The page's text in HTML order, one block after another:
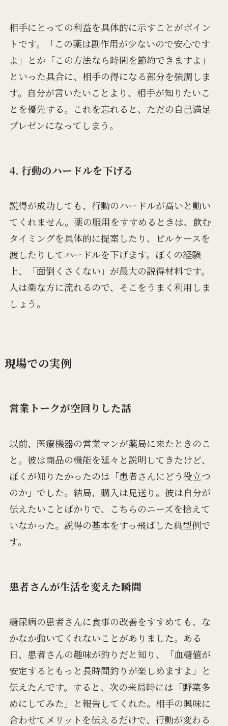
相手にとっての利益を具体的に示すことがポイン
トです。「この薬は副作用が少ないので安心です
よ」とか「この方法なら時間を節約できますよ」
といった具合に、相手の得になる部分を強調しま
す。自分が言いたいことより、相手が知りたいこ
とを優先する。これを忘れると、ただの自己満足
プレゼンになってしまう。
4. 行動のハードルを下げる
説得が成功しても、行動のハードルが高いと動い
てくれません。薬の服用をすすめるときは、飲む
タイミングを具体的に提案したり、ピルケースを
渡したりしてハードルを下げます。ぼくの経験
上、「面倒くさくない」が最大の説得材料です。
人は楽な方に流れるので、そこをうまく利用しま
しょう。
現場での実例
営業トークが空回りした話
以前、医療機器の営業マンが薬局に来たときのこ
と。彼は商品の機能を延々と説明してきたけど、
ぼくが知りたかったのは「患者さんにどう役立つ
のか」でした。結局、購入は見送り。彼は自分が
伝えたいことばかりで、こちらのニーズを拾えて
いなかった。説得の基本をすっ飛ばした典型例で
す。
患者さんが生活を変えた瞬間
糖尿病の患者さんに食事の改善をすすめても、な
かなか動いてくれないことがありました。ある
日、患者さんの趣味が釣りだと知り、「血糖値が
安定するともっと長時間釣りが楽しめますよ」と
伝えたんです。すると、次の来局時には「野菜多
めにしてみた」と報告してくれた。相手の興味に
合わせてメリットを伝えるだけで、行動が変わる